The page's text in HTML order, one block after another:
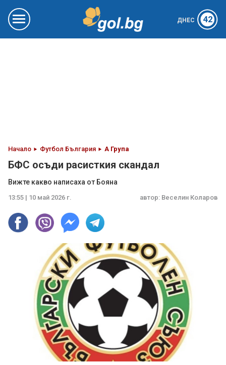
ДНЕС 42
Начало Футбол България А Група
БФС осъди расисткия скандал
Вижте какво написаха от Бояна
13:55 | 10 май 2026 г. автор: Веселин Коларов